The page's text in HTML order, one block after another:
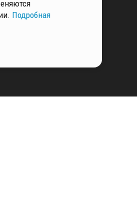
Подробная